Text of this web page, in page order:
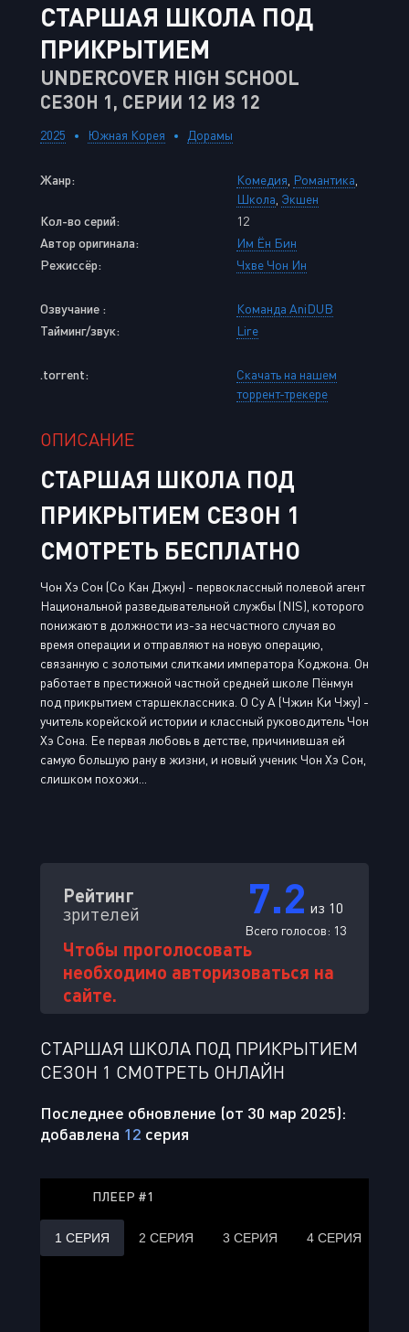
СТАРШАЯ ШКОЛА ПОД
ПРИКРЫТИЕМ
UNDERCOVER HIGH SCHOOL
СЕЗОН 1, СЕРИИ 12 ИЗ 12
2025 Южная Корея Дорамы
Жанр: Комедия Романтика
Школа Экшен
Кол-во серий:
12
Автор оригинала:
Им Ён Бин
Режиссёр:
Чхве Чон Ин
Озвучание :
Команда AniDUB
Тайминг/звук:
Lire
.torrent:
Скачать на нашем
торрент-трекере
ОПИСАНИЕ
СТАРШАЯ ШКОЛА ПОД
ПРИКРЫТИЕМ СЕЗОН 1
СМОТРЕТЬ БЕСПЛАТНО
Чон Хэ Сон (Со Кан Джун) - первоклассный полевой агент
Национальной разведывательной службы (NIS), которого
понижают в должности из-за несчастного случая во
время операции и отправляют на новую операцию,
связанную с золотыми слитками императора Коджона. Он
работает в престижной частной средней школе Пёнмун
под прикрытием старшеклассника. О Су А (Чжин Ки Чжу) -
учитель корейской истории и классный руководитель Чон
Хэ Сона. Ее первая любовь в детстве, причинившая ей
самую большую рану в жизни, и новый ученик Чон Хэ Сон,
слишком похожи...
Рейтинг
зрителей 7.2 из 10
Всего голосов: 13
Чтобы проголосовать
необходимо авторизоваться на
сайте.
СТАРШАЯ ШКОЛА ПОД ПРИКРЫТИЕМ
СЕЗОН 1 СМОТРЕТЬ ОНЛАЙН
Последнее обновление (от 30 мар 2025):
добавлена 12 серия
ПЛЕЕР #1